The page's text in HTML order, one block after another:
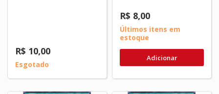
R$ 10,00
Esgotado
R$ 8,00
Últimos itens em
estoque
Adicionar